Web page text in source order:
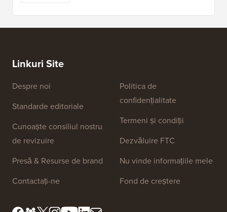
Linkuri Site
Despre noi
Standarde editoriale
Cunoaște consiliul nostru
de revizuire
Presă & Resurse de brand
Contactați-ne
Politica de
confidențialitate
Termeni și condiții
Dezvăluire FTC
Nu vinde informațiile mele
Fond de creștere